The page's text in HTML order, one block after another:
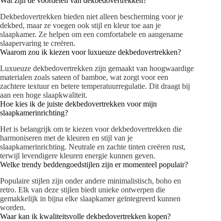
Dekbedovertrekken bieden niet alleen bescherming voor je
dekbed, maar ze voegen ook stijl en kleur toe aan je
slaapkamer. Ze helpen om een comfortabele en aangename
slaapervaring te creëren.
Waarom zou ik kiezen voor luxueuze dekbedovertrekken?
Luxueuze dekbedovertrekken zijn gemaakt van hoogwaardige
materialen zoals sateen of bamboe, wat zorgt voor een
zachtere textuur en betere temperatuurregulatie. Dit draagt bij
aan een hoge slaapkwaliteit.
Hoe kies ik de juiste dekbedovertrekken voor mijn
slaapkamerinrichting?
Het is belangrijk om te kiezen voor dekbedovertrekken die
harmoniseren met de kleuren en stijl van je
slaapkamerinrichting. Neutrale en zachte tinten creëren rust,
terwijl levendigere kleuren energie kunnen geven.
Welke trendy beddengoedstijlen zijn er momenteel populair?
Populaire stijlen zijn onder andere minimalistisch, boho en
retro. Elk van deze stijlen biedt unieke ontwerpen die
gemakkelijk in bijna elke slaapkamer geïntegreerd kunnen
worden.
Waar kan ik kwaliteitsvolle dekbedovertrekken kopen?